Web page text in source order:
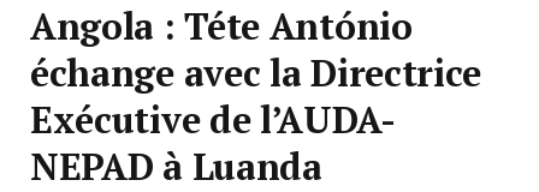
Angola : Téte António
échange avec la Directrice
Exécutive de l’AUDA-
NEPAD à Luanda